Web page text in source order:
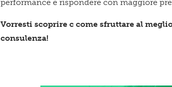
performance e rispondere con maggiore
Vorresti scoprire c come sfruttare al
consulenza!